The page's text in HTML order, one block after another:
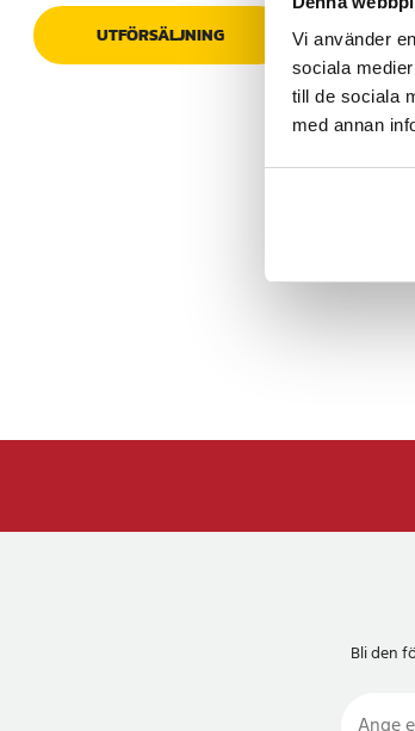
Vi använder
sociala
till de sociala
med annan
UTFÖRSÄLJNING
-
-
-
Bli den